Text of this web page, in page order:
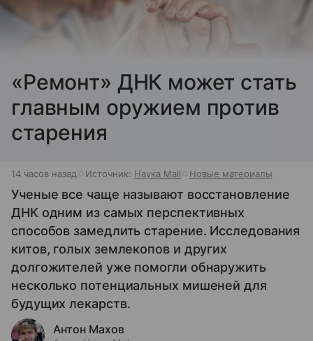
«Ремонт» ДНК может стать
главным оружием против
старения
14 часов назад Источник: Наука Mail Новые материалы
Ученые все чаще называют восстановление
ДНК одним из самых перспективных
способов замедлить старение. Исследования
китов, голых землекопов и других
долгожителей уже помогли обнаружить
несколько потенциальных мишеней для
будущих лекарств.
Антон Махов